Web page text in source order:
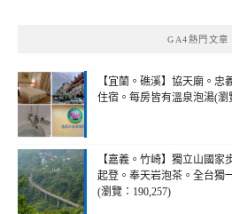
GA4熱門文章
【宜蘭。礁溪】協天廟。
住宿。每房皆有溫泉泡湯(瀏
【嘉義。竹崎】獨立山國
起登。奉天岩泡茶。全台獨
(瀏覽：190,257)